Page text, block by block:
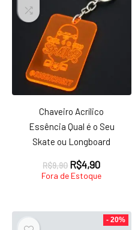
Chaveiro Acrílico
Essência Qual é o Seu
Skate ou Longboard
R$9,90 O
preço
R$9,90.
R$4,90O
preço
R$4,90.
Fora de Estoque
- 20%